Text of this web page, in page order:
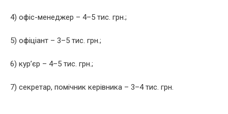
4) офіс-менеджер – 4–5 тис. грн.;
5) офіціант – 3–5 тис. грн.;
6) кур’єр – 4–5 тис. грн.;
7) секретар, помічник керівника – 3–4 тис. грн.